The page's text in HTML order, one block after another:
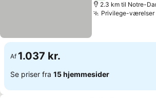
2.3 km til Notre-
Privilege-værelser
Af 1.037 kr.
Se priser fra 15 hjemmesider